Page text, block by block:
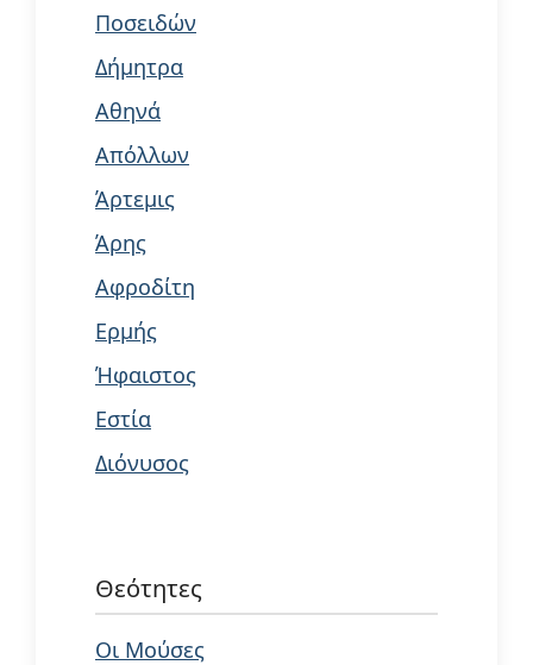
Ποσειδών
Δήμητρα
Αθηνά
Απόλλων
Άρτεμις
Άρης
Αφροδίτη
Ερμής
Ήφαιστος
Εστία
Διόνυσος
Θεότητες
Οι Μούσες